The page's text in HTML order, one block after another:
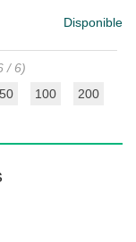
Disponible
/ 6)
50 100 200